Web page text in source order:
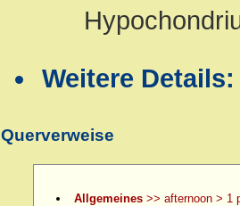
Weitere
Querverweise
Allgemeines>> afternoon > 1